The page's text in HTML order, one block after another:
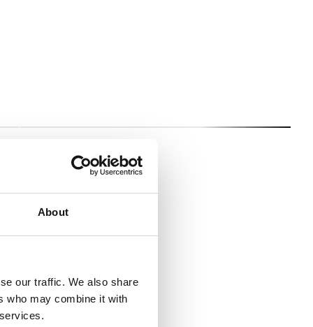
About
our traffic. We also share
who may combine it with